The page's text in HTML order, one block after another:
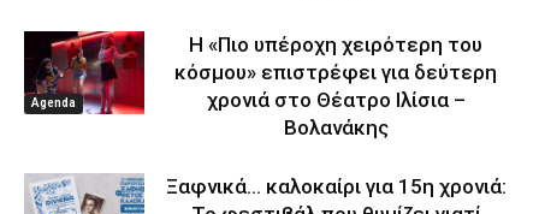
Agenda
Η «Πιο υπέροχη χειρότερη του
κόσμου» επιστρέφει για δεύτερη
χρονιά στο Θέατρο Ιλίσια –
Βολανάκης
Ξαφνικά… καλοκαίρι για 15η χρονιά: